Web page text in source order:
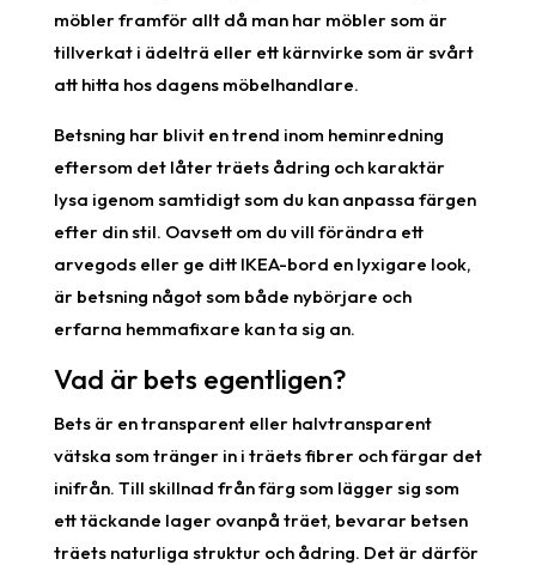
möbler framför allt då man har möbler som är
tillverkat i ädelträ eller ett kärnvirke som är svårt
att hitta hos dagens möbelhandlare.
Betsning har blivit en trend inom heminredning
eftersom det låter träets ådring och karaktär
lysa igenom samtidigt som du kan anpassa färgen
efter din stil. Oavsett om du vill förändra ett
arvegods eller ge ditt IKEA-bord en lyxigare look,
är betsning något som både nybörjare och
erfarna hemmafixare kan ta sig an.
Vad är bets egentligen?
Bets är en transparent eller halvtransparent
vätska som tränger in i träets fibrer och färgar det
inifrån. Till skillnad från färg som lägger sig som
ett täckande lager ovanpå träet, bevarar betsen
träets naturliga struktur och ådring. Det är därför